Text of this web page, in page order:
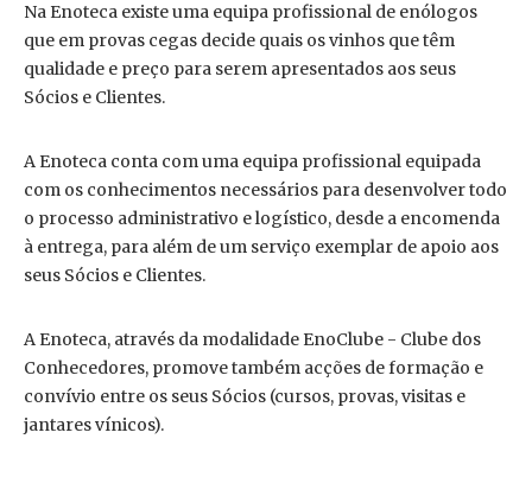
Na Enoteca existe uma equipa profissional de enólogos
que em provas cegas decide quais os vinhos que têm
qualidade e preço para serem apresentados aos seus
Sócios e Clientes.
A Enoteca conta com uma equipa profissional equipada
com os conhecimentos necessários para desenvolver todo
o processo administrativo e logístico, desde a encomenda
à entrega, para além de um serviço exemplar de apoio aos
seus Sócios e Clientes.
A Enoteca, através da modalidade EnoClube - Clube dos
Conhecedores, promove também acções de formação e
convívio entre os seus Sócios (cursos, provas, visitas e
jantares vínicos).